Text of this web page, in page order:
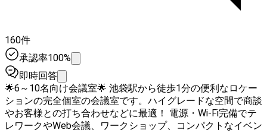
160件
承認率100%
即時回答
🌟6～10名向け会議室🌟 池袋駅から徒歩1分の便利なロケー
ションの完全個室の会議室です。ハイグレードな空間で商談
やお客様との打ち合わせなどに最適！ 電源・Wi-Fi完備でテ
レワークやWeb会議、ワークショップ、コンパクトなイベン